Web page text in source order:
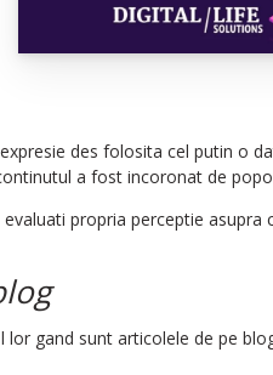
des folosita cel putin
a fost incoronat de
propria perceptie
gand sunt articolele de pe